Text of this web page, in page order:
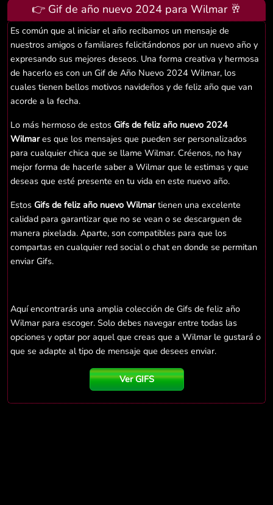
👉 Gif de año nuevo 2024 para Wilmar 🥂
Es común que al iniciar el año recibamos un mensaje de
nuestros amigos o familiares felicitándonos por un nuevo año y
expresando sus mejores deseos. Una forma creativa y hermosa
de hacerlo es con un Gif de Año Nuevo 2024 Wilmar, los
cuales tienen bellos motivos navideños y de feliz año que van
acorde a la fecha.
Lo más hermoso de estos Gifs de feliz año nuevo 2024
Wilmares que los mensajes que pueden ser personalizados
para cualquier chica que se llame Wilmar. Créenos, no hay
mejor forma de hacerle saber a Wilmar que le estimas y que
deseas que esté presente en tu vida en este nuevo año.
Estos Gifs de feliz año nuevo Wilmartienen una excelente
calidad para garantizar que no se vean o se descarguen de
manera pixelada. Aparte, son compatibles para que los
compartas en cualquier red social o chat en donde se permitan
enviar Gifs.
Aquí encontrarás una amplia colección de Gifs de feliz año
Wilmar para escoger. Solo debes navegar entre todas las
opciones y optar por aquel que creas que a Wilmar le gustará o
que se adapte al tipo de mensaje que desees enviar.
Ver GIFS